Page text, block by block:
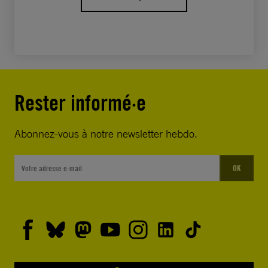
avec son avocat et ses proches.
sans condition Nassima
femmes défenseures des
défense des droits
humains ;
abandonner les charges
Rester informé·e
Abonnez-vous à notre newsletter hebdo.
OK